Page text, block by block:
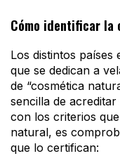
Cómo identificar la
Los distintos países
que se dedican a
de “cosmética
sencilla de
con los criterios
natural, es
que lo certifican: